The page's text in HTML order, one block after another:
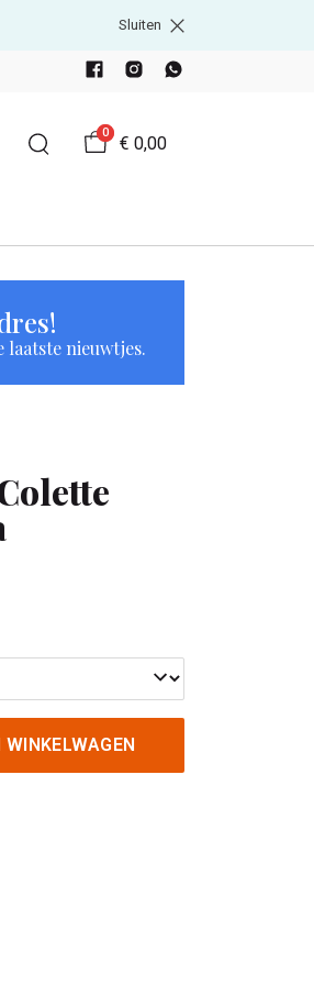
Sluiten
0
€ 0,00
laatste nieuwtjes.
WINKELWAGEN